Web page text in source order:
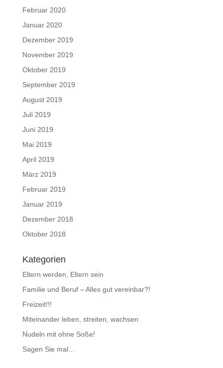
Februar 2020
Januar 2020
Dezember 2019
November 2019
Oktober 2019
September 2019
August 2019
Juli 2019
Juni 2019
Mai 2019
April 2019
März 2019
Februar 2019
Januar 2019
Dezember 2018
Oktober 2018
Kategorien
Eltern werden, Eltern sein
Familie und Beruf – Alles gut vereinbar?!
Freizeit!!!
Miteinander leben, streiten, wachsen
Nudeln mit ohne Soße!
Sagen Sie mal…